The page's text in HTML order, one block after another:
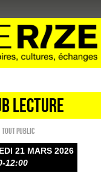
LECTURE
Tout public
21 MARS 2026
12:00